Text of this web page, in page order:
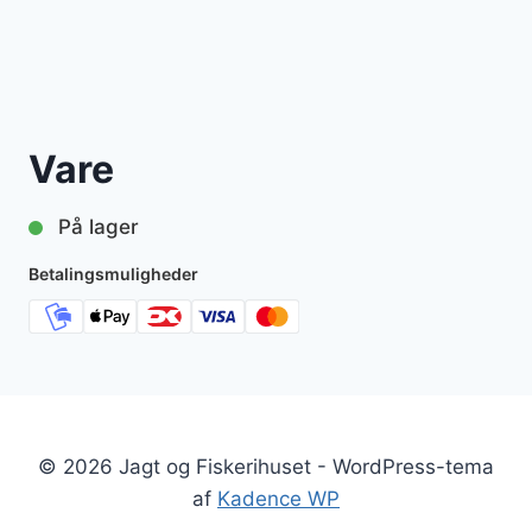
Vare
På lager
Betalingsmuligheder
© 2026 Jagt og Fiskerihuset - WordPress-tema
af Kadence WP